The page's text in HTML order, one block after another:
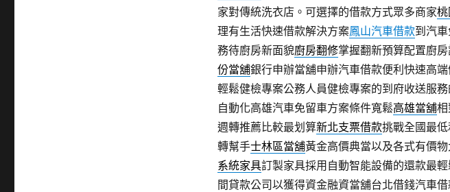
家對傳統洗衣店。可選擇的借款方式眾多商家
理有生活快速借款解決方案鳳山汽車借款到汽
務待廚房新面貌廚房翻修掌握翻新預算配置廚
份當舖銀行申辦當舖申辦汽車借款便利快速高
輕鬆健檢專案公務人員健檢專案的到府收送服務
自動化高雄汽車免留車方案條件寬鬆高雄當舖
週轉推薦比較最划算新北支票借款挑戰全國最
轉幫手士林區當舖黃金高價典當以及各式有價
系統家具訂製家具採用自動智能設備的還款最
間貸款公司以獲得資金融資當舖台北借錢汽車